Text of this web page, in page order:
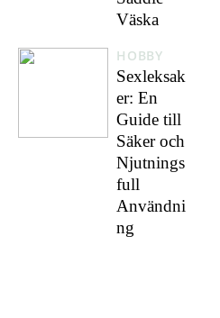
Väska
HOBBY
Sexleksak
er: En
Guide till
Säker och
Njutnings
full
Användni
ng